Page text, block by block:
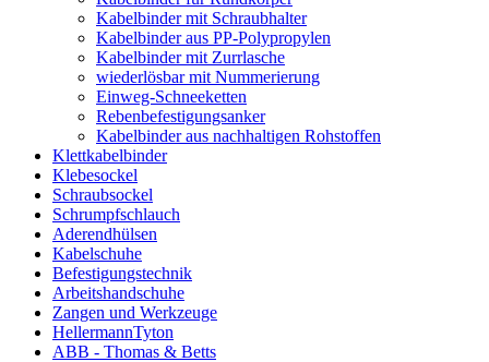
Kabelbinder mit Schraubhalter
Kabelbinder aus PP-Polypropylen
Kabelbinder mit Zurrlasche
wiederlösbar mit Nummerierung
Einweg-Schneeketten
Rebenbefestigungsanker
Kabelbinder aus nachhaltigen Rohstoffen
Klettkabelbinder
Klebesockel
Schraubsockel
Schrumpfschlauch
Aderendhülsen
Kabelschuhe
Befestigungstechnik
Arbeitshandschuhe
Zangen und Werkzeuge
HellermannTyton
ABB - Thomas & Betts